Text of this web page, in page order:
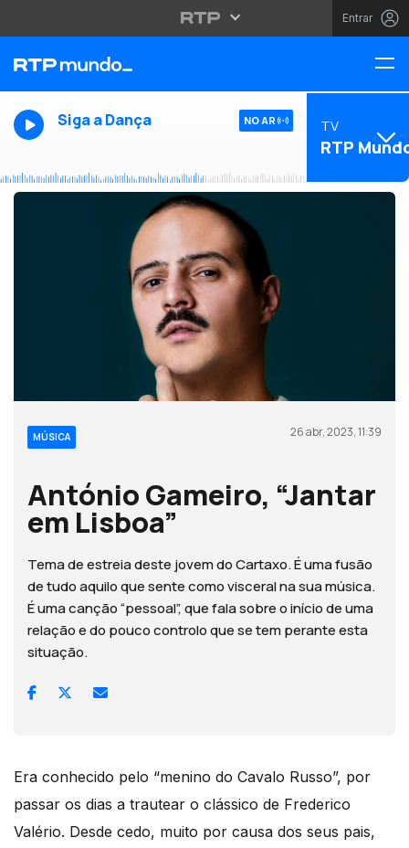
Entrar
Siga a Dança NO AR TV
RTP
MÚSICA 26 abr, 2023, 11:39
António Gameiro, “Jantar
em Lisboa”
Tema de estreia deste jovem do Cartaxo. É uma fusão
de tudo aquilo que sente como visceral na sua música.
É uma canção “pessoal”, que fala sobre o início de uma
relação e do pouco controlo que se tem perante esta
situação.
Era conhecido pelo “menino do Cavalo Russo”, por
passar os dias a trautear o clássico de Frederico
Valério. Desde cedo, muito por causa dos seus pais,